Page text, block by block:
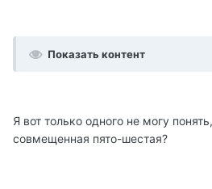
Показать контент
Я вот только одного не могу
совмещенная пято-шестая?